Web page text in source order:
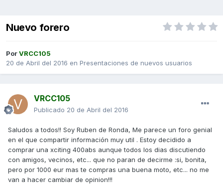
Nuevo forero
PorVRCC105
20 de Abril del 2016 en Presentaciones de nuevos usuarios
VRCC105
Publicado 20 de Abril del 2016
Saludos a todos!! Soy Ruben de Ronda, Me parece un foro genial
en el que compartir información muy util . Estoy decidido a
comprar una xciting 400abs aunque todos los dias discutiendo
con amigos, vecinos, etc... que no paran de decirme :si, bonita,
pero por 1000 eur mas te compras una buena moto, etc... no me
van a hacer cambiar de opinion!!!